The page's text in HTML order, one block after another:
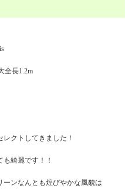
全長1.2m
クトしてきました！
綺麗です！！
ーンなんとも煌びやかな風貌は